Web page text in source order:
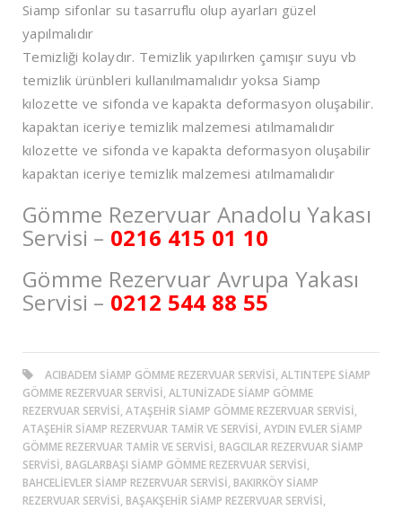
Siamp sifonlar su tasarruflu olup ayarları güzel
yapılmalıdır
Temizliği kolaydır. Temizlik yapılırken çamışır suyu vb
temizlik ürünbleri kullanılmamalıdır yoksa Siamp
kılozette ve sifonda ve kapakta deformasyon oluşabilir.
kapaktan iceriye temizlik malzemesi atılmamalıdır
kılozette ve sifonda ve kapakta deformasyon oluşabilir
kapaktan iceriye temizlik malzemesi atılmamalıdır
Gömme Rezervuar Anadolu Yakası
Servisi – 0216 415 01 10
Gömme Rezervuar Avrupa Yakası
Servisi – 0212 544 88 55
ACIBADEM SIAMP GÖMME REZERVUAR SERVISI, ALTINTEPE SIAMP
GÖMME REZERVUAR SERVISI, ALTUNİZADE SIAMP GÖMME
REZERVUAR SERVISI, ATAŞEHIR SIAMP GÖMME REZERVUAR SERVISI,
ATAŞEHIR SIAMP REZERVUAR TAMIR VE SERVISI, AYDIN EVLER SIAMP
GÖMME REZERVUAR TAMIR VE SERVISI, BAGCILAR REZERVUAR SIAMP
SERVISI, BAGLARBAŞI SIAMP GÖMME REZERVUAR SERVISI,
BAHCELIEVLER SIAMP REZERVUAR SERVISI, BAKIRKÖY SIAMP
REZERVUAR SERVISI, BAŞAKŞEHIR SIAMP REZERVUAR SERVISI,